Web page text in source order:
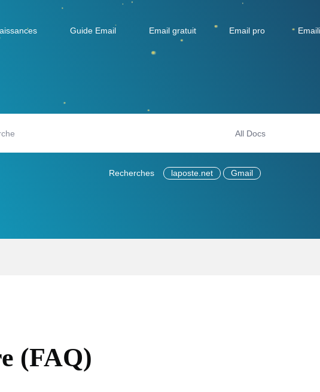
Guide Email Email gratuit Email pro
Recherches laposte.net Gmail
(FAQ)